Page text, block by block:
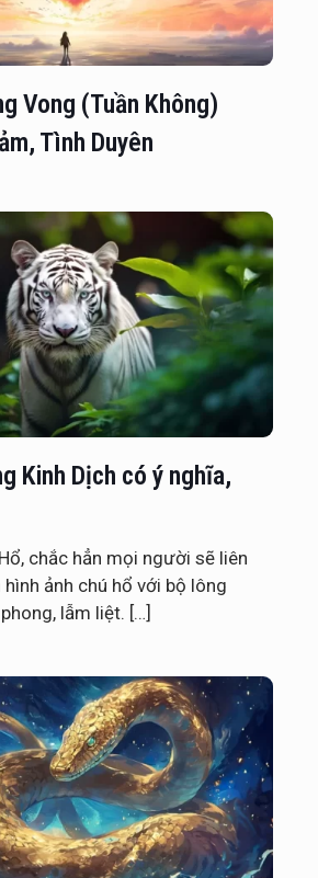
Vong (Tuần Không)
Tình Duyên
Kinh Dịch có ý nghĩa,
chắc hẳn mọi người sẽ liên
ảnh chú hổ với bộ lông
lẫm liệt. […]